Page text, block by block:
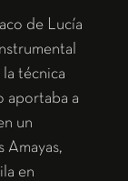
de Lucía
técnica
aportaba a
un
Amayas,
en